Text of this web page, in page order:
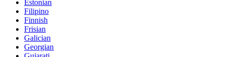
Estonian
Filipino
Finnish
Frisian
Galician
Georgian